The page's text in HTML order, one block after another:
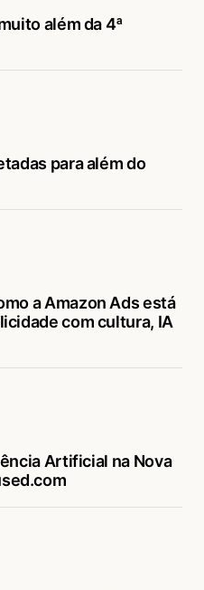
além da 4ª
para além do
a Amazon Ads está
com cultura, IA
Artificial na Nova